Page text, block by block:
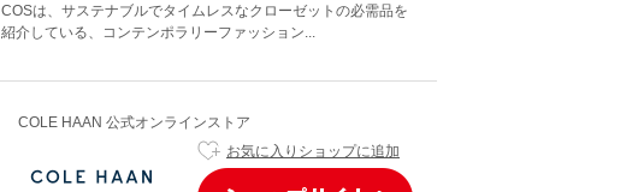
COSは、サステナブルでタイムレスなクローゼットの必需品を
紹介している、コンテンポラリーファッション...
COLE HAAN 公式オンラインストア
お気に入りショップに追加